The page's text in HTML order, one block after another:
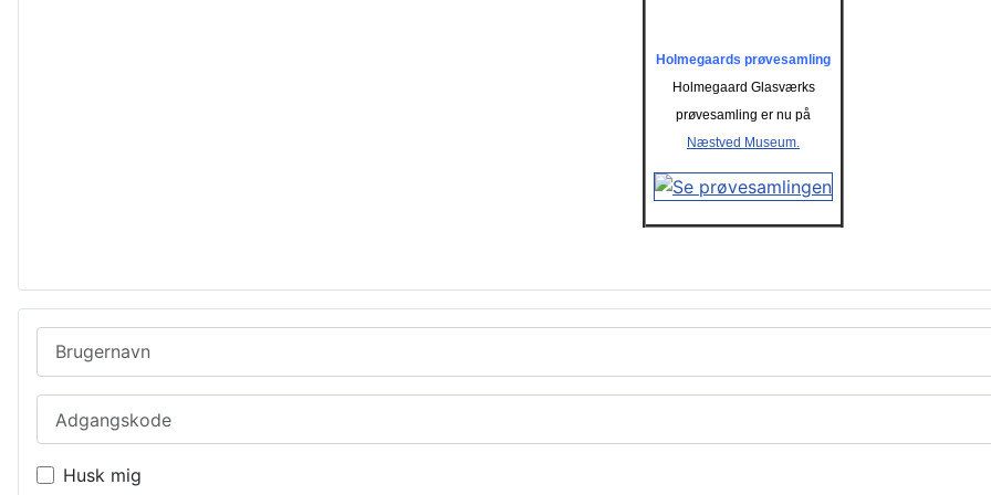
Holmegaards prøvesamling
Holmegaard Glasværks
prøvesamling er nu på
Næstved Museum.
Husk mig